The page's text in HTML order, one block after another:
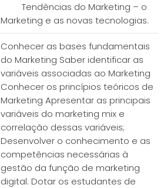
Tendências do Marketing – o
Marketing e as novas tecnologias.
Conhecer as bases fundamentais
do Marketing Saber identificar as
variáveis associadas ao Marketing
Conhecer os princípios teóricos de
Marketing Apresentar as principais
variáveis do marketing mix e
correlação dessas variáveis;
Desenvolver o conhecimento e as
competências necessárias à
gestão da função de marketing
digital. Dotar os estudantes de